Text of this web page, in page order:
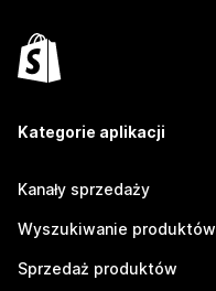
Kategorie aplikacji
Kanały sprzedaży
Wyszukiwanie produktów
Sprzedaż produktów